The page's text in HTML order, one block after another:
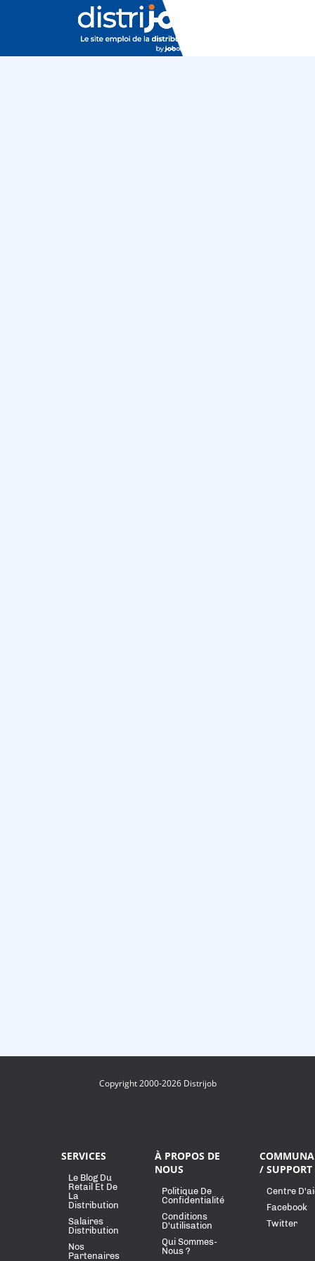
Copyright 2000-2026 Distrijob
SERVICES
Le Blog Du
Retail Et De
La
Distribution
Salaires
Distribution
Nos
Partenaires
À PROPOS DE
NOUS
Politique De
Confidentialité
Conditions
D'utilisation
Qui Sommes-
Nous ?
/ SUPPORT
Centre
Facebook
Twitter